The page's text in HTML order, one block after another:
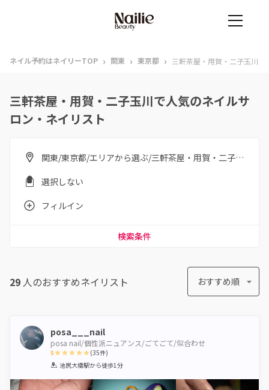
ネイル予約はネイリーTOP › 関東 › 東京都 › 三軒茶屋・用賀・二子玉川
三軒茶屋・用賀・二子玉川で人気のネイルサ
ロン・ネイリスト
関東/東京都/エリアから選ぶ/三軒茶屋・用賀・二子玉川
選択しない
フィルイン
検索条件
29 人のおすすめネイリスト おすすめ順
posa___nail
posa nail/個性派ニュアンス/ごてごて/似合わせ
5
1 2 3 4 5
(35件)
池尻大橋駅から徒歩1分